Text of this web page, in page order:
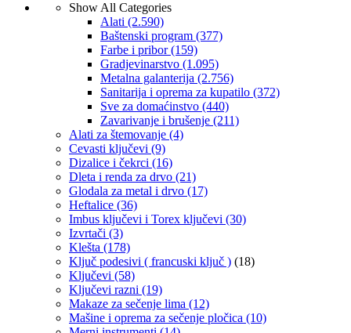
Show All Categories
Alati (2.590)
Baštenski program (377)
Farbe i pribor(159)
Gradjevinarstvo (1.095)
Metalna galanterija (2.756)
Sanitarija i oprema za kupatilo (372)
Sve za domaćinstvo (440)
Zavarivanje i brušenje (211)
Alati za štemovanje (4)
Cevasti ključevi (9)
Dizalice i čekrci (16)
Dleta i renda za drvo (21)
Glodala za metal i drvo (17)
Heftalice (36)
Imbus ključevi i Torex ključevi (30)
Izvrtači (3)
Klešta (178)
Ključ podesivi ( francuski ključ ) (18)
Ključevi (58)
Ključevi razni (19)
Makaze za sečenje lima (12)
Mašine i oprema za sečenje pločica (10)